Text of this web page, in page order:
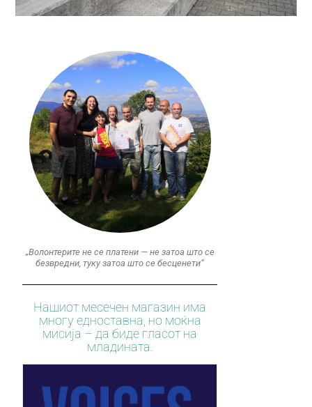
„Волонтерите не се платени — не затоа што се
безвредни, туку затоа што се бесценети“
Нашиот месечен магазин има
многу едноставна, но моќна
мисија – да биде гласот на
младината.